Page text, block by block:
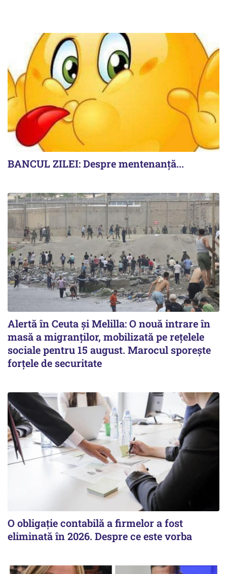
BANCUL ZILEI: Despre mentenanță...
Alertă în Ceuta și Melilla: O nouă intrare în
masă a migranților, mobilizată pe rețelele
sociale pentru 15 august. Marocul sporește
forțele de securitate
O obligație contabilă a firmelor a fost
eliminată în 2026. Despre ce este vorba